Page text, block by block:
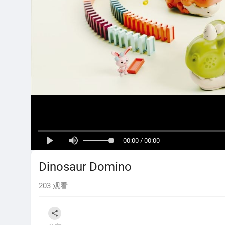
00:00 / 00:00
Dinosaur Domino
203 观看